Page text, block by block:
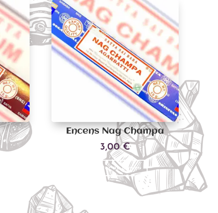
Encens Nag Champa
3,00€
Ajouter au panier